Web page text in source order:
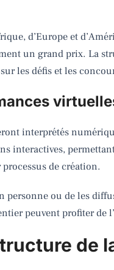
d’Europe et
un grand prix. La
les défis et les
interprétés
interactives,
de création.
personne ou de les
peuvent profiter de
de